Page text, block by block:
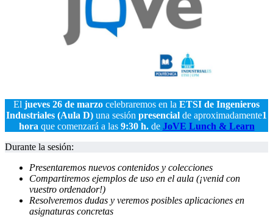
El jueves 26 de marzo celebraremos en la ETSI de Ingenieros
Industriales (Aula D) una sesión presencial de aproximadamente1
hora que comenzará a las 9:30 h.de JoVE Lunch & Learn
Durante la sesión:
Presentaremos nuevos contenidos y colecciones
Compartiremos ejemplos de uso en el aula (¡venid con
vuestro ordenador!)
Resolveremos dudas y veremos posibles aplicaciones en
asignaturas concretas